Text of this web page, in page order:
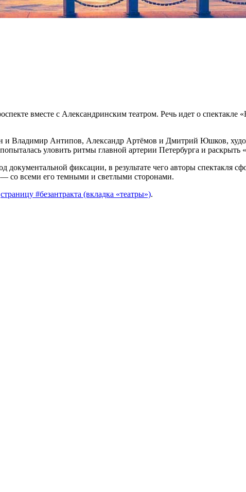
вместе с Александринским театром. Речь идет о
и Владимир Антипов, Александр Артёмов и Дмитрий Юшков,
уловить ритмы главной артерии Петербурга и
документальной фиксации, в результате чего авторы спектакля
— со всеми его темными и светлыми сторонами.
страницу #безантракта (вкладка «театры»).